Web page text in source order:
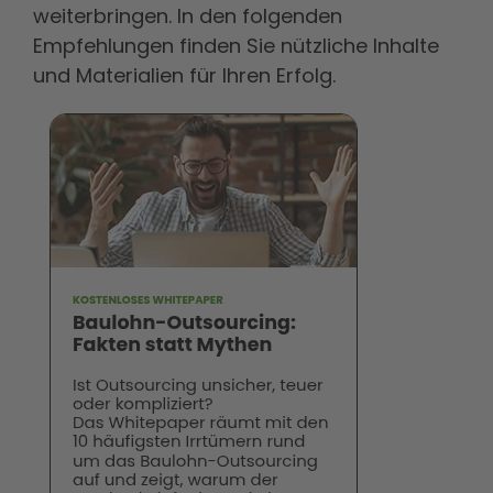
weiterbringen. In den folgenden
Empfehlungen finden Sie nützliche Inhalte
und Materialien für Ihren Erfolg.